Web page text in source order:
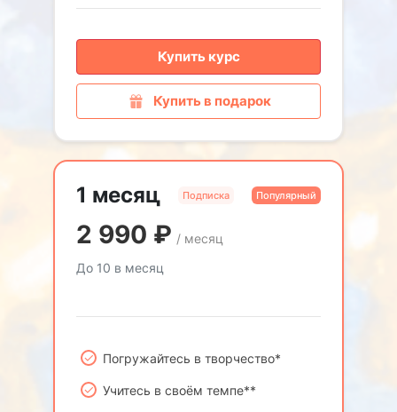
Купить курс
Купить в подарок
1 месяц Подписка Популярный
2 990 ₽ / месяц
До 10 в месяц
Погружайтесь в творчество*
Учитесь в своём темпе**